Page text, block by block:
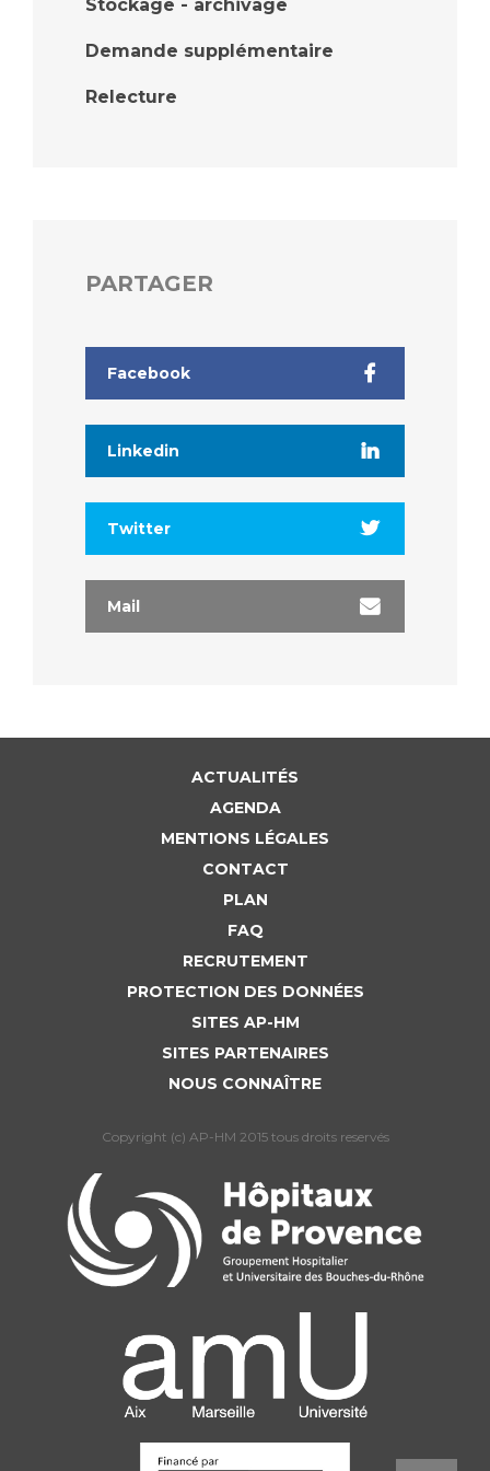
Les recherches en santé à l’AP-HM
Liste des marchés conclus
Stockage - archivage
Demande supplémentaire
Relecture
PARTAGER
Facebook
Linkedin
Twitter
Mail
ACTUALITÉS
AGENDA
MENTIONS LÉGALES
CONTACT
PLAN
FAQ
RECRUTEMENT
PROTECTION DES DONNÉES
SITES AP-HM
SITES PARTENAIRES
NOUS CONNAÎTRE
Copyright (c) AP-HM 2015 tous droits reservés